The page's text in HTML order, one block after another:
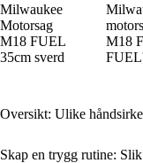
Milwaukee
Motorsag
M18 FUEL
35cm sverd
M18
Oversikt: Ulike
Skap en trygg rutine: